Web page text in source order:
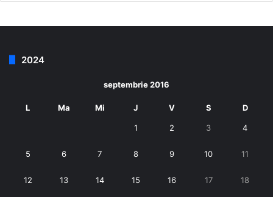
2024
septembrie 2016
L Ma Mi J V S D
1 2 3 4
5 6 7 8 9 10 11
12 13 14 15 16 17 18